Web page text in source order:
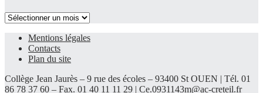
Les
Mentions légales
Contacts
Plan du site
Collège Jean Jaurès – 9 rue des écoles – 93400 St OUEN | Tél. 01
86 78 37 60 – Fax. 01 40 11 11 29 | Ce.0931143m@ac-creteil.fr